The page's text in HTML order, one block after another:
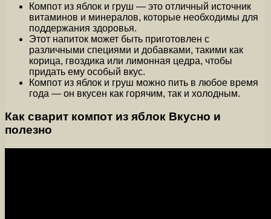
Компот из яблок и груш — это отличный источник
витаминов и минералов, которые необходимы для
поддержания здоровья.
Этот напиток может быть приготовлен с
различными специями и добавками, такими как
корица, гвоздика или лимонная цедра, чтобы
придать ему особый вкус.
Компот из яблок и груш можно пить в любое время
года — он вкусен как горячим, так и холодным.
Как сварит компот из яблок Вкусно и
полезно